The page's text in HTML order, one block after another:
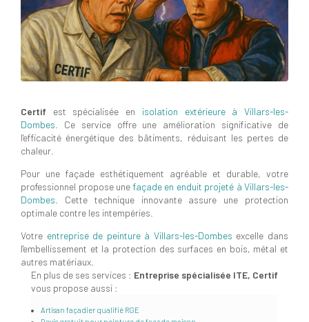
Certif est spécialisée en isolation extérieure à Villars-les-
Dombes . Ce service offre une amélioration significative de
l'efficacité énergétique des bâtiments, réduisant les pertes de
chaleur.
Pour une façade esthétiquement agréable et durable, votre
professionnel propose une façade en enduit projeté à Villars-les-
Dombes . Cette technique innovante assure une protection
optimale contre les intempéries.
Votre entreprise de peinture à Villars-les-Dombes excelle dans
l'embellissement et la protection des surfaces en bois, métal et
autres matériaux.
En plus de ses services : Entreprise spécialisée ITE, Certif
vous propose aussi :
Artisan façadier qualifié RGE